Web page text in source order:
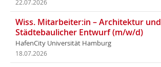
22.07.2026
Wiss. Mitarbeiter:in – Architektur und
Städtebaulicher Entwurf (m/w/d)
HafenCity Universität Hamburg
18.07.2026